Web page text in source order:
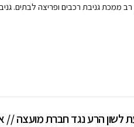
רב ממכת גניבת רכבים ופריצה לבתים.
לשון הרע נגד חברת מועצה //